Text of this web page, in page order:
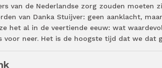
van de Nederlandse zorg zouden moeten
van Danka Stuijver: geen aanklacht,
het al in de veertiende eeuw: wat
voor neer. Het is de hoogste tijd dat we dat